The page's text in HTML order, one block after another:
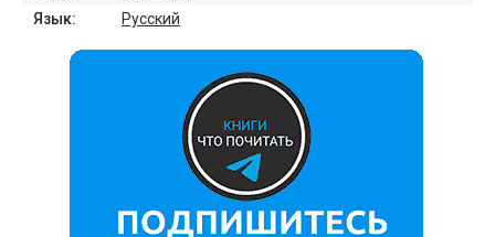
Язык:
Русский